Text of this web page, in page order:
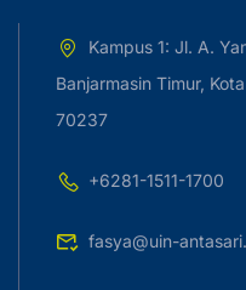
Kampus 1: Jl. A.
Banjarmasin Timur,
70237
+6281-1511-1700
fasya@uin-